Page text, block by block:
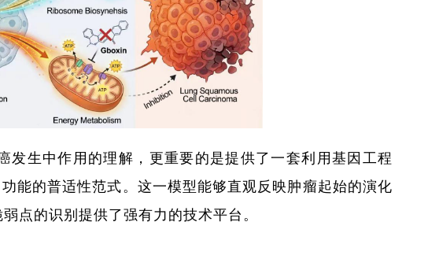
生中作用的理解，更重要的是提供了一套利用基因工程
能的普适性范式。这一模型能够直观反映肿瘤起始的演化
点的识别提供了强有力的技术平台。